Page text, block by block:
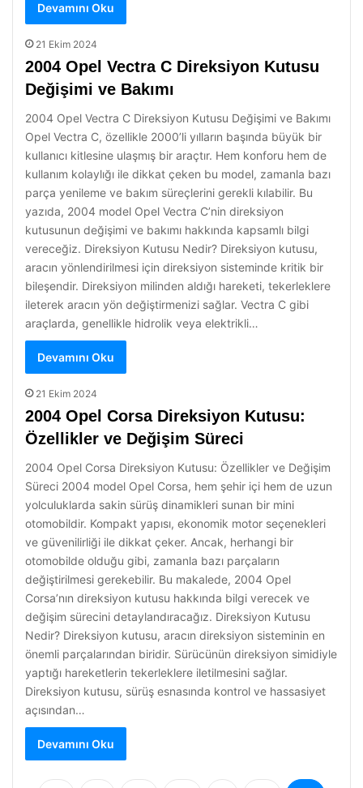
Devamını Oku
21 Ekim 2024
2004 Opel Vectra C Direksiyon Kutusu
Değişimi ve Bakımı
2004 Opel Vectra C Direksiyon Kutusu Değişimi ve Bakımı
Opel Vectra C, özellikle 2000’li yılların başında büyük bir
kullanıcı kitlesine ulaşmış bir araçtır. Hem konforu hem de
kullanım kolaylığı ile dikkat çeken bu model, zamanla bazı
parça yenileme ve bakım süreçlerini gerekli kılabilir. Bu
yazıda, 2004 model Opel Vectra C’nin direksiyon
kutusunun değişimi ve bakımı hakkında kapsamlı bilgi
vereceğiz. Direksiyon Kutusu Nedir? Direksiyon kutusu,
aracın yönlendirilmesi için direksiyon sisteminde kritik bir
bileşendir. Direksiyon milinden aldığı hareketi, tekerleklere
ileterek aracın yön değiştirmenizi sağlar. Vectra C gibi
araçlarda, genellikle hidrolik veya elektrikli…
Devamını Oku
21 Ekim 2024
2004 Opel Corsa Direksiyon Kutusu:
Özellikler ve Değişim Süreci
2004 Opel Corsa Direksiyon Kutusu: Özellikler ve Değişim
Süreci 2004 model Opel Corsa, hem şehir içi hem de uzun
yolculuklarda sakin sürüş dinamikleri sunan bir mini
otomobildir. Kompakt yapısı, ekonomik motor seçenekleri
ve güvenilirliği ile dikkat çeker. Ancak, herhangi bir
otomobilde olduğu gibi, zamanla bazı parçaların
değiştirilmesi gerekebilir. Bu makalede, 2004 Opel
Corsa’nın direksiyon kutusu hakkında bilgi verecek ve
değişim sürecini detaylandıracağız. Direksiyon Kutusu
Nedir? Direksiyon kutusu, aracın direksiyon sisteminin en
önemli parçalarından biridir. Sürücünün direksiyon simidiyle
yaptığı hareketlerin tekerleklere iletilmesini sağlar.
Direksiyon kutusu, sürüş esnasında kontrol ve hassasiyet
açısından…
Devamını Oku